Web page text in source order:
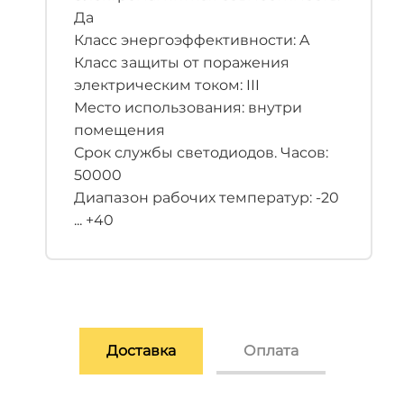
Да
Класс энергоэффективности: A
Класс защиты от поражения
электрическим током: III
Место использования: внутри
помещения
Срок службы светодиодов. Часов:
50000
Диапазон рабочих температур: -20
... +40
Доставка Оплата